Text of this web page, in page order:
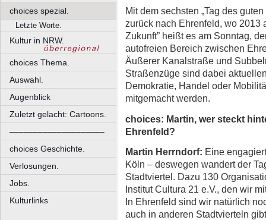
choices spezial.
Letzte Worte.
Kultur in NRW.
choices Thema.
Auswahl.
Augenblick
Zuletzt gelacht: Cartoons.
––––––––––––––––––––
choices Geschichte.
Verlosungen.
Jobs.
Kulturlinks
Mit dem sechsten „Tag des
zurück nach Ehrenfeld, wo 2013
Zukunft” heißt es am Sonntag,
autofreien Bereich zwischen
Äußerer Kanalstraße und
Straßenzüge sind dabei
Demokratie, Handel oder
mitgemacht werden.
choices: Martin, wer steckt
Ehrenfeld?
Martin Herrndorf: Eine
Köln – deswegen wandert der
Stadtviertel. Dazu 130
Institut Cultura 21 e.V., den wir
In Ehrenfeld sind wir natürlich
auch in anderen Stadtvierteln